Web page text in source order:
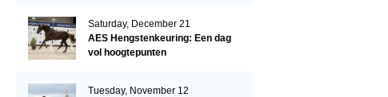
Saturday, December 21
AES Hengstenkeuring: Een dag
vol hoogtepunten
Tuesday, November 12